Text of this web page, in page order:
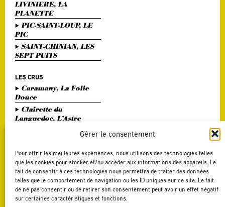
Gérer le consentement
Pour offrir les meilleures expériences, nous utilisons des technologies telles
que les cookies pour stocker et/ou accéder aux informations des appareils. Le
fait de consentir à ces technologies nous permettra de traiter des données
telles que le comportement de navigation ou les ID uniques sur ce site. Le fait
de ne pas consentir ou de retirer son consentement peut avoir un effet négatif
sur certaines caractéristiques et fonctions.
LIVINIERE, LA
PLANETTE
PIC-SAINT-LOUP, LE
PIC
SAINT-CHINIAN, LES
SEPT PUITS
LES CRUS
Caramany, La Folie
Douce
Clairette du
Languedoc, L’Astre
Haute Vallée de l'Orb,
Pézenas, Entre Amis
Saint Chinian, Le
Saint Festin Blanc
Terrasses du Larzac,
L'Art du Vers